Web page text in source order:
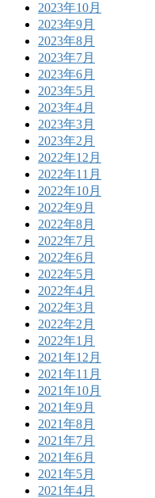
2023年10月
2023年9月
2023年8月
2023年7月
2023年6月
2023年5月
2023年4月
2023年3月
2023年2月
2022年12月
2022年11月
2022年10月
2022年9月
2022年8月
2022年7月
2022年6月
2022年5月
2022年4月
2022年3月
2022年2月
2022年1月
2021年12月
2021年11月
2021年10月
2021年9月
2021年8月
2021年7月
2021年6月
2021年5月
2021年4月